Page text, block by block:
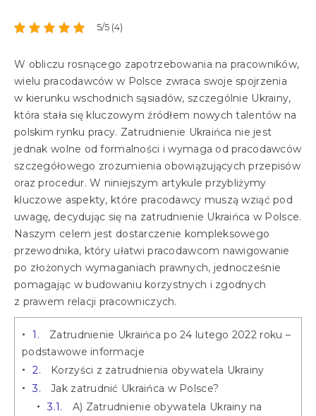
5/5 (4)
W obliczu rosnącego zapotrzebowania na pracowników,
wielu pracodawców w Polsce zwraca swoje spojrzenia
w kierunku wschodnich sąsiadów, szczególnie Ukrainy,
która stała się kluczowym źródłem nowych talentów na
polskim rynku pracy. Zatrudnienie Ukraińca nie jest
jednak wolne od formalności i wymaga od pracodawców
szczegółowego zrozumienia obowiązujących przepisów
oraz procedur. W niniejszym artykule przybliżymy
kluczowe aspekty, które pracodawcy muszą wziąć pod
uwagę, decydując się na zatrudnienie Ukraińca w Polsce.
Naszym celem jest dostarczenie kompleksowego
przewodnika, który ułatwi pracodawcom nawigowanie
po złożonych wymaganiach prawnych, jednocześnie
pomagając w budowaniu korzystnych i zgodnych
z prawem relacji pracowniczych.
1.
Zatrudnienie Ukraińca po 24 lutego 2022 roku –
podstawowe informacje
2.
Korzyści z zatrudnienia obywatela Ukrainy
3.
Jak zatrudnić Ukraińca w Polsce?
3.1.
A) Zatrudnienie obywatela Ukrainy na